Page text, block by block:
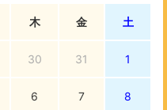
木 金 土
30 31 1
6 7 8